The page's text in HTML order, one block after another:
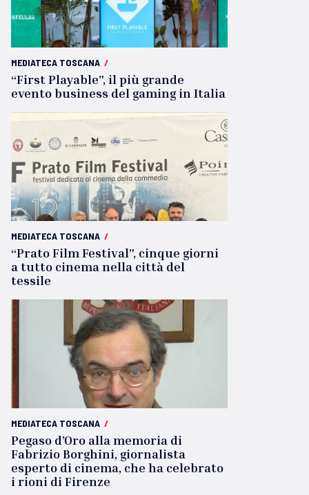
MEDIATECA TOSCANA /
“First Playable”, il più grande
evento business del gaming in Italia
MEDIATECA TOSCANA /
“Prato Film Festival”, cinque giorni
a tutto cinema nella città del
tessile
MEDIATECA TOSCANA /
Pegaso d’Oro alla memoria di
Fabrizio Borghini, giornalista
esperto di cinema, che ha celebrato
i rioni di Firenze